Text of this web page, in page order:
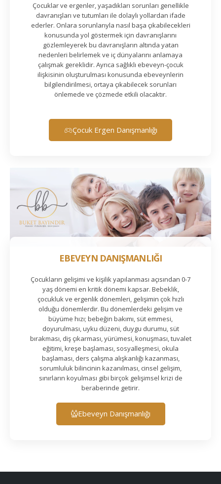
Çocuklar ve ergenler, yaşadıkları sorunları genellikle
davranışları ve tutumları ile dolaylı yollardan ifade
ederler. Onlara sorunlarıyla nasıl başa çıkabilecekleri
konusunda yol göstermek için davranışlarını
gözlemleyerek bu davranışların altında yatan
nedenleri belirlemek ve iç dünyalarını anlamaya
çalışmak gereklidir. Ayrıca sağlıklı ebeveyn-çocuk
ilişkisinin oluşturulması konusunda ebeveynlerin
bilgilendirilmesi, ortaya çıkabilecek sorunları
önlemede ve çözmede etkili olacaktır.
Çocuk Ergen Danışmanlığı
EBEVEYN DANIŞMANLIĞI
Çocukların gelişimi ve kişilik yapılanması açısından 0-7
yaş dönemi en kritik dönemi kapsar. Bebeklik,
çocukluk ve ergenlik dönemleri, gelişimin çok hızlı
olduğu dönemlerdir. Bu dönemlerdeki gelişim ve
büyüme hızı; bebeğin bakımı, süt emmesi,
doyurulması, uyku düzeni, duygu durumu, süt
bırakması, diş çıkarması, yürümesi, konuşması, tuvalet
eğitimi, kreşe başlaması, sosyalleşmesi, okula
başlaması, ders çalışma alışkanlığı kazanması,
sorumluluk bilincinin kazanılması, cinsel gelişim,
sınırların koyulması gibi birçok gelişimsel krizi de
beraberinde getirir.
Ebeveyn Danışmanlığı